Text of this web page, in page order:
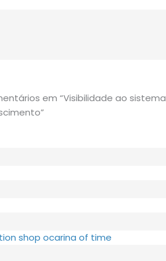
em “Visibilidade ao
shop ocarina of time